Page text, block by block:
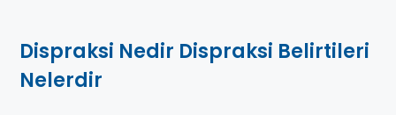
Dispraksi Nedir Dispraksi Belirtileri
Nelerdir